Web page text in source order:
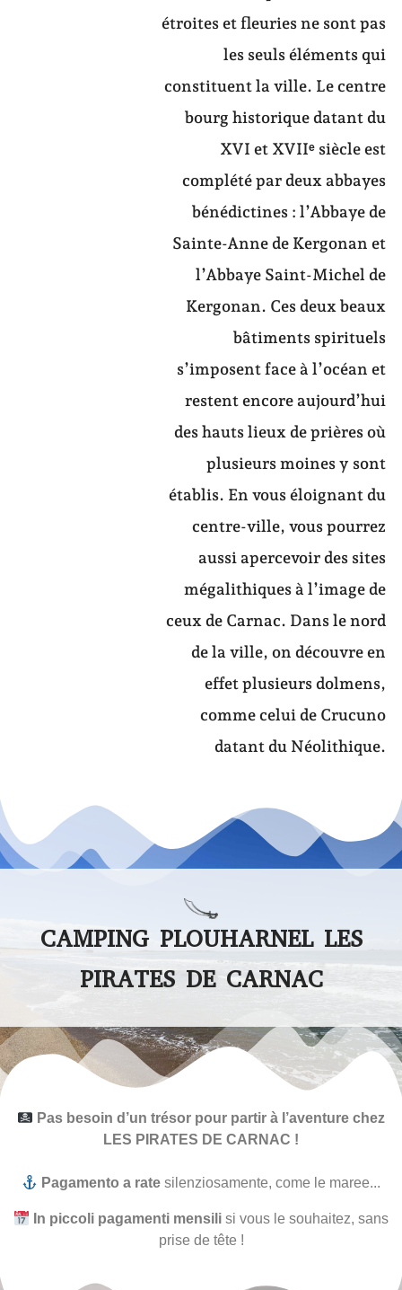
étroites et fleuries ne sont pas
les seuls éléments qui
constituent la ville. Le centre
bourg historique datant du
XVI et XVIIᵉ siècle est
complété par deux abbayes
bénédictines : l’Abbaye de
Sainte-Anne de Kergonan et
l’Abbaye Saint-Michel de
Kergonan. Ces deux beaux
bâtiments spirituels
s’imposent face à l’océan et
restent encore aujourd’hui
des hauts lieux de prières où
plusieurs moines y sont
établis. En vous éloignant du
centre-ville, vous pourrez
aussi apercevoir des sites
mégalithiques à l’image de
ceux de Carnac. Dans le nord
de la ville, on découvre en
effet plusieurs dolmens,
comme celui de Crucuno
datant du Néolithique.
CAMPING PLOUHARNEL LES
PIRATES DE CARNAC
Pas besoin d’un trésor pour partir à l’aventure chez
LES PIRATES DE CARNAC !
Pagamento a rate silenziosamente, come le maree...
In piccoli pagamenti mensili si vous le souhaitez, sans
prise de tête !